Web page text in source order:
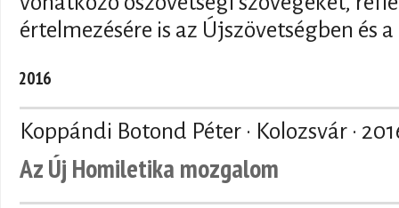
értelmezésére is az Újszövetségben és
2016
Koppándi Botond Péter · Kolozsvár ·
Az Új Homiletika mozgalom